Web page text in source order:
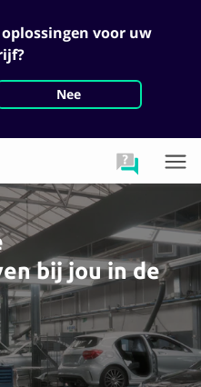
voor uw
Nee
bij jou in de